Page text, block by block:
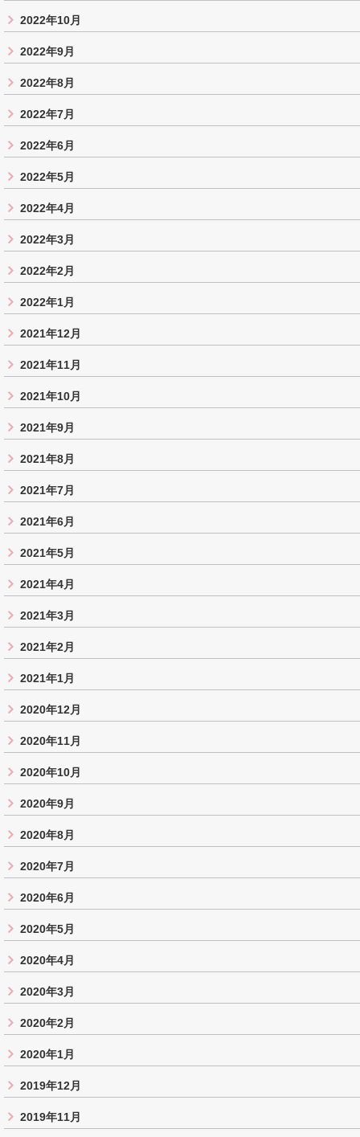
2022年10月
2022年9月
2022年8月
2022年7月
2022年6月
2022年5月
2022年4月
2022年3月
2022年2月
2022年1月
2021年12月
2021年11月
2021年10月
2021年9月
2021年8月
2021年7月
2021年6月
2021年5月
2021年4月
2021年3月
2021年2月
2021年1月
2020年12月
2020年11月
2020年10月
2020年9月
2020年8月
2020年7月
2020年6月
2020年5月
2020年4月
2020年3月
2020年2月
2020年1月
2019年12月
2019年11月